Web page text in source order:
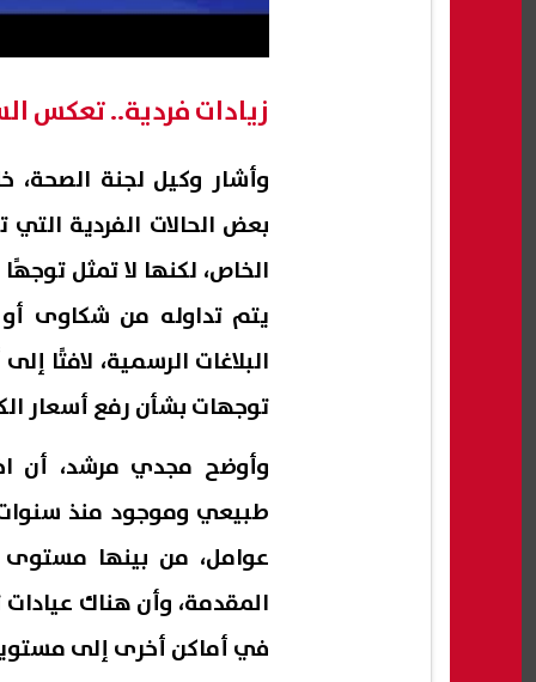
زيادات فردية.. تعكس
وأشار وكيل لجنة الصحة،
بعض الحالات الفردية
الخاص، لكنها لا تمثل
يتم تداوله من شكاوى أو
البلاغات الرسمية، لافتًا
توجهات بشأن رفع أسعار
وأوضح مجدي مرشد، أن
طبيعي وموجود منذ
عوامل، من بينها مستوى
المقدمة، وأن هناك
في أماكن أخرى إلى